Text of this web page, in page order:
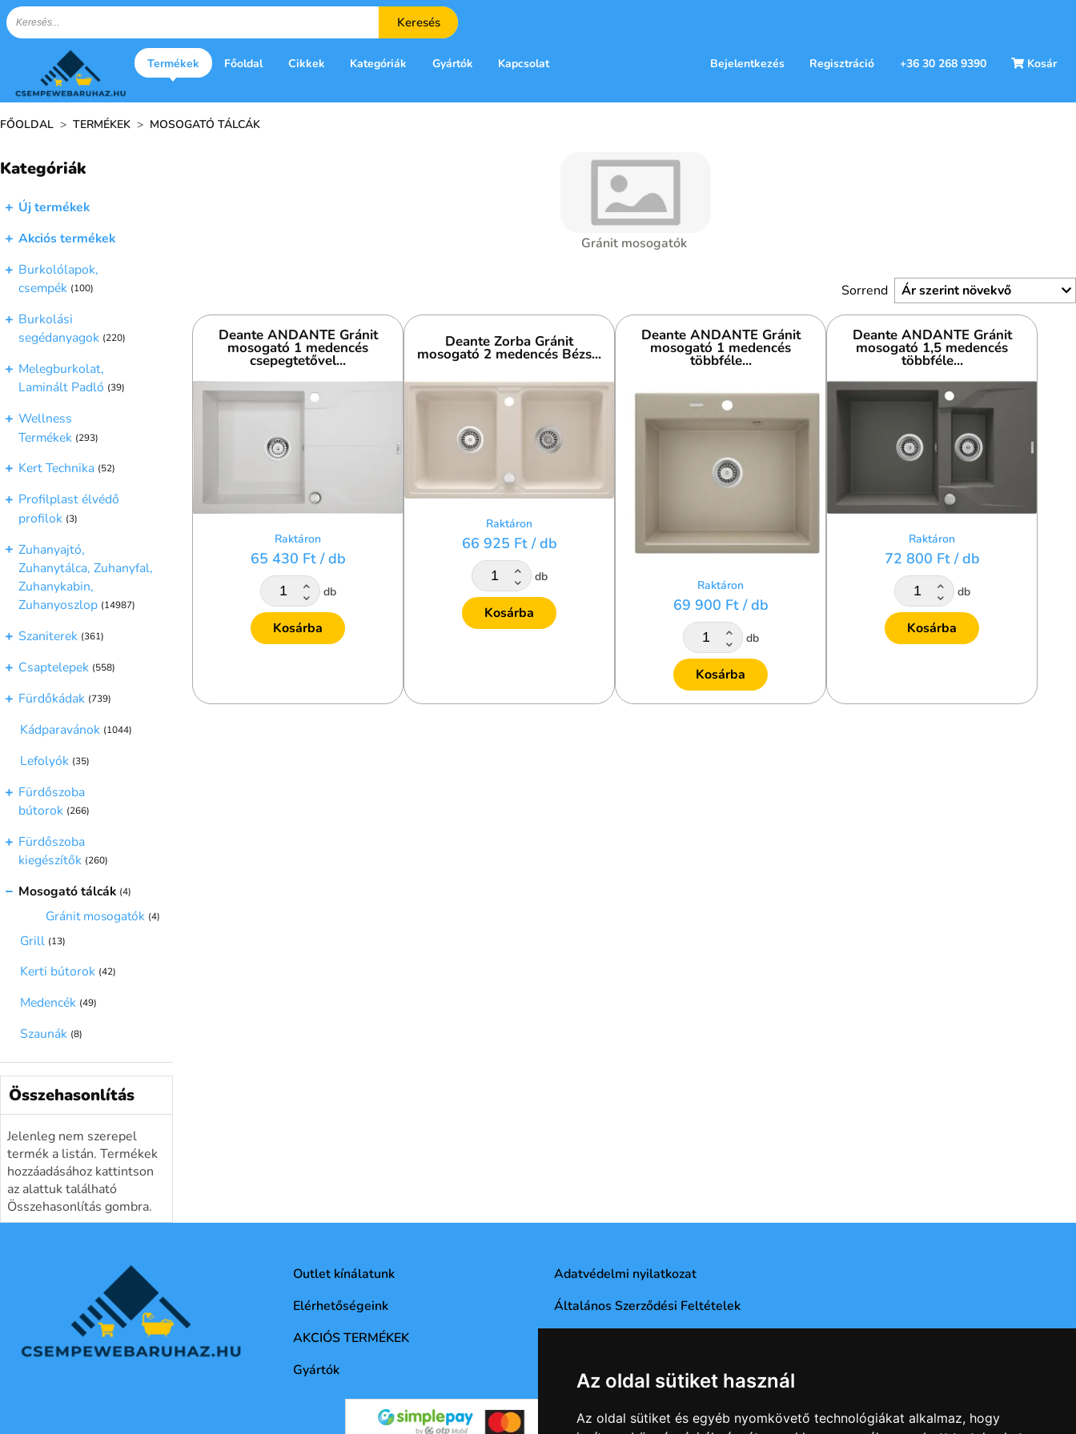
Az oldal sütiket használ
Az oldal sütiket és egyéb nyomkövető technológiákat alkalmaz, hogy
Keresés
Termékek Főoldal Cikkek Kategóriák Gyártók Kapcsolat Bejelentkezés Regisztráció +36 30 268 9390 Kosár
FŐOLDAL > TERMÉKEK > MOSOGATÓ TÁLCÁK
Kategóriák
Új termékek
Akciós termékek
Burkolólapok,
csempék (100)
Burkolási
segédanyagok (220)
Melegburkolat,
Laminált Padló (39)
Wellness
Termékek (293)
Kert Technika (52)
Profilplast élvédő
profilok (3)
Zuhanyajtó,
Zuhanytálca, Zuhanyfal,
Zuhanykabin,
Zuhanyoszlop (14987)
Szaniterek (361)
Csaptelepek (558)
Fürdőkádak (739)
Kádparavánok (1044)
Lefolyók (35)
Fürdőszoba
bútorok (266)
Fürdőszoba
kiegészítők (260)
Mosogató tálcák (4)
Gránit mosogatók (4)
Grill (13)
Kerti bútorok (42)
Medencék (49)
Szaunák (8)
Összehasonlítás
Jelenleg nem szerepel
termék a listán. Termékek
hozzáadásához kattintson
az alattuk található
Összehasonlítás gombra.
Gránit mosogatók
Sorrend
Deante ANDANTE Gránit
mosogató 1 medencés
csepegtetővel...
Raktáron
65 430 Ft / db
db
Kosárba
Deante Zorba Gránit
mosogató 2 medencés Bézs...
Raktáron
66 925 Ft / db
db
Kosárba
Deante ANDANTE Gránit
mosogató 1 medencés
többféle...
Raktáron
69 900 Ft / db
db
Kosárba
Deante ANDANTE Gránit
mosogató 1,5 medencés
többféle...
Raktáron
72 800 Ft / db
db
Kosárba
Outlet kínálatunk
Elérhetőségeink
AKCIÓS TERMÉKEK
Gyártók
Adatvédelmi nyilatkozat
Általános Szerződési Feltételek